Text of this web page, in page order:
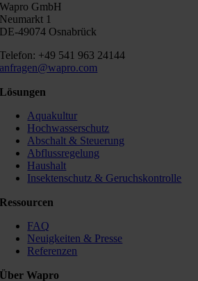
Wapro GmbH
Neumarkt 1
DE-49074 Osnabrück
Telefon: +49 541 963 24144
anfragen@wapro.com
Lösungen
Aquakultur
Hochwasserschutz
Abschalt & Steuerung
Abflussregelung
Haushalt
Insektenschutz & Geruchskontrolle
Ressourcen
FAQ
Neuigkeiten & Presse
Referenzen
Über Wapro